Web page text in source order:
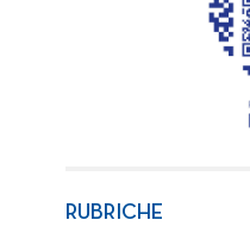
RUBRICHE